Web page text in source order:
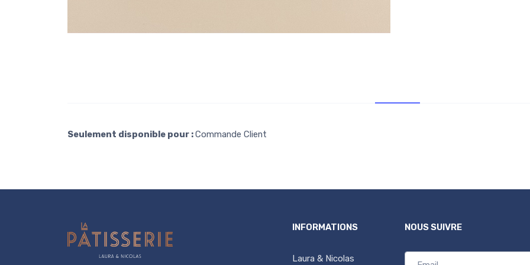
Seulement disponible pour :Commande Client
INFORMATIONS
Laura & Nicolas
NOUS SUIVRE